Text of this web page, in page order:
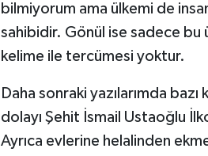
bilmiyorum ama ülkemi de
sahibidir. Gönül ise sadece
kelime ile tercümesi yoktur.
Daha sonraki yazılarımda
dolayı Şehit İsmail Ustaoğlu
Ayrıca evlerine helalinden